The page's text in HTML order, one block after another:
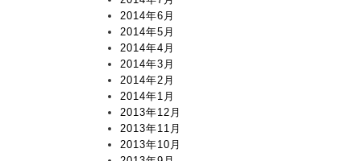
2014年6月
2014年5月
2014年4月
2014年3月
2014年2月
2014年1月
2013年12月
2013年11月
2013年10月